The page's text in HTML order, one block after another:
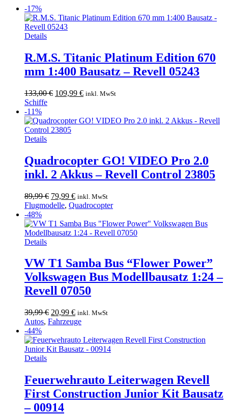
-17%
Details
R.M.S. Titanic Platinum Edition 670
mm 1:400 Bausatz – Revell 05243
133,00€ Ursprünglicher
133,00 €
109,99 €Aktueller
109,99 €.
inkl. MwSt
Schiffe
-11%
Details
Quadrocopter GO! VIDEO Pro 2.0
inkl. 2 Akkus – Revell Control 23805
89,99€ Ursprünglicher
Preis
89,99 €
79,99 €Aktueller
Preis
79,99 €.
inkl. MwSt
Flugmodelle, Quadrocopter
-48%
Details
VW T1 Samba Bus “Flower Power”
Volkswagen Bus Modellbausatz 1:24 –
Revell 07050
39,99€ Ursprünglicher
Preis
39,99 €
20,99 €Aktueller
Preis
20,99 €.
inkl. MwSt
Autos, Fahrzeuge
-44%
Details
Feuerwehrauto Leiterwagen Revell
First Construction Junior Kit Bausatz
– 00914